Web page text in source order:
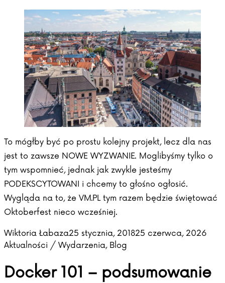
To mógłby być po prostu kolejny projekt, lecz dla nas
jest to zawsze NOWE WYZWANIE. Moglibyśmy tylko o
tym wspomnieć, jednak jak zwykle jesteśmy
PODEKSCYTOWANI i chcemy to głośno ogłosić.
Wygląda na to, że VM.PL tym razem będzie świętować
Oktoberfest nieco wcześniej.
Posted by
Wiktoria Łabaza25 stycznia, 201825 czerwca, 2026
Aktualności / Wydarzenia, Blog
Docker 101 – podsumowanie